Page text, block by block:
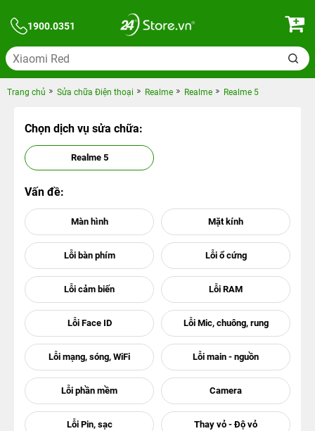
1900.0351
Trang chủ Sửa chữa Điện thoại Realme Realme Realme 5
Chọn dịch vụ sửa chữa:
Realme 5
Vấn đề: